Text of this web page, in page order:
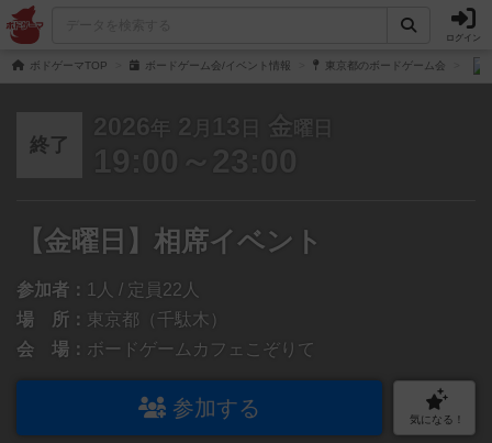
ログイン
ボドゲーマTOP ボードゲーム会/イベント情報 東京都のボードゲーム会
終了
2026 年 2 月 13 日 金 曜日
19:00～23:00
【金曜日】相席イベント
参加者： 1人 / 定員22人
場 所： 東京都（千駄木）
会 場： ボードゲームカフェこぞりて
参加する 気になる！